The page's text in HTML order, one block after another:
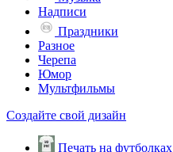
Надписи
Праздники
Разное
Черепа
Юмор
Мультфильмы
Создайте свой дизайн
Печать на футболках